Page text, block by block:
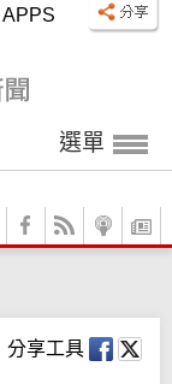
APPS
選單
分享工具